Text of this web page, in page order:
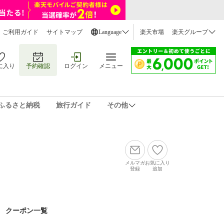
ご利用ガイド サイトマップ Language 楽天市場 楽天グループ
入り 予約確認 ログイン メニュー
るさと納税 旅行ガイド その他
メルマガ
登録
お気に入り
追加
クーポン一覧